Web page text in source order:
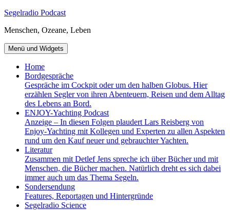
Zum
springen
Segelradio Podcast
Menschen, Ozeane, Leben
Menü und Widgets
Home
Bordgespräche
Gespräche im Cockpit oder um den halben Globus. Hier
erzählen Segler von ihren Abenteuern, Reisen und dem Alltag
des Lebens an Bord.
ENJOY-Yachting Podcast
Anzeige – In diesen Folgen plaudert Lars Reisberg von
Enjoy-Yachting mit Kollegen und Experten zu allen Aspekten
rund um den Kauf neuer und gebrauchter Yachten.
Literatur
Zusammen mit Detlef Jens spreche ich über Bücher und mit
Menschen, die Bücher machen. Natürlich dreht es sich dabei
immer auch um das Thema Segeln.
Sondersendung
Features, Reportagen und Hintergründe
Segelradio Science